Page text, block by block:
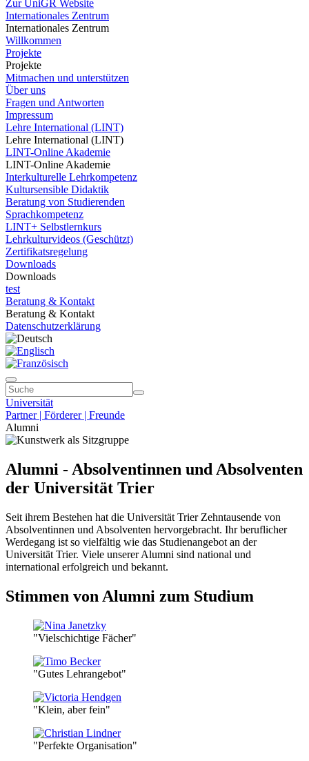
Zur UniGR Website
Internationales Zentrum
Internationales Zentrum
Willkommen
Projekte
Projekte
Mitmachen und unterstützen
Über uns
Fragen und Antworten
Impressum
Lehre International (LINT)
Lehre International (LINT)
LINT-Online Akademie
LINT-Online Akademie
Interkulturelle Lehrkompetenz
Kultursensible Didaktik
Beratung von Studierenden
Sprachkompetenz
LINT+ Selbstlernkurs
Lehrkulturvideos (Geschützt)
Zertifikatsregelung
Downloads
Downloads
test
Beratung & Kontakt
Beratung & Kontakt
Datenschutzerklärung
Universität
Partner | Förderer | Freunde
Alumni
Alumni - Absolventinnen und Absolventen
der Universität Trier
Seit ihrem Bestehen hat die Universität Trier Zehntausende von
Absolventinnen und Absolventen hervorgebracht. Ihr beruflicher
Werdegang ist so vielfältig wie das Studienangebot an der
Universität Trier. Viele unserer Alumni sind national und
international erfolgreich und bekannt.
Stimmen von Alumni zum Studium
"Vielschichtige Fächer"
"Gutes Lehrangebot"
"Klein, aber fein"
"Perfekte Organisation"